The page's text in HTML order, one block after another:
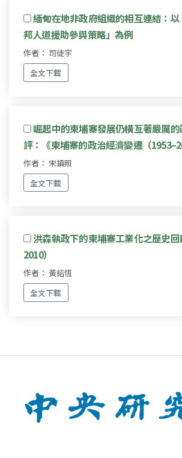
緬甸在地非政府組織的相互連結：
邦人道援助參與策略」為例
作者： 司徒宇
全文下載
崛起中的柬埔寨發展仍橫亙著嚴厲
評：《柬埔寨的政治經濟變遷（
作者： 宋鎮照
全文下載
洪森執政下的柬埔寨工業化之歷史回
2010）
作者： 黃紹恆
全文下載